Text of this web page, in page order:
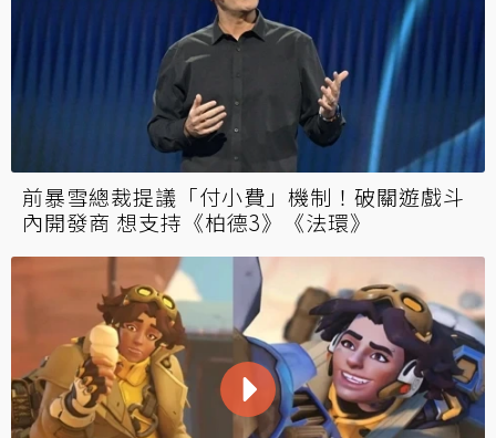
前暴雪總裁提議「付小費」機制！破關遊戲斗
內開發商 想支持《柏德3》《法環》